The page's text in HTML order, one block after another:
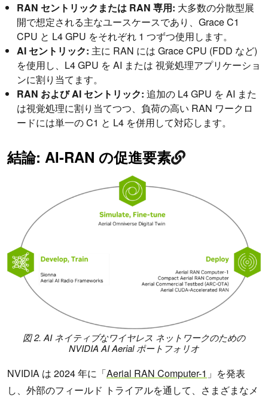
RAN セントリックまたは RAN 専用: 大多数の分散型展
開で想定される主なユースケースであり、Grace C1
CPU と L4 GPU をそれぞれ 1 つずつ使用します。
AI セントリック: 主に RAN には Grace CPU (FDD など)
を使用し、L4 GPU を AI または 視覚処理アプリケーショ
ンに割り当てます。
RAN および AI セントリック: 追加の L4 GPU を AI また
は視覚処理に割り当てつつ、負荷の高い RAN ワークロ
ードには単一の C1 と L4 を併用して対応します。
結論: AI-RAN の促進要素
図 2. AI ネイティブなワイヤレス ネットワークのための
NVIDIA AI Aerial ポートフォリオ
NVIDIA は 2024 年に「Aerial RAN Computer-1 」を発表
し、外部のフィールド トライアルを通して、さまざまなメ